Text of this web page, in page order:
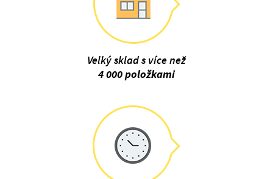
Velký sklad s více než
4 000 položkami